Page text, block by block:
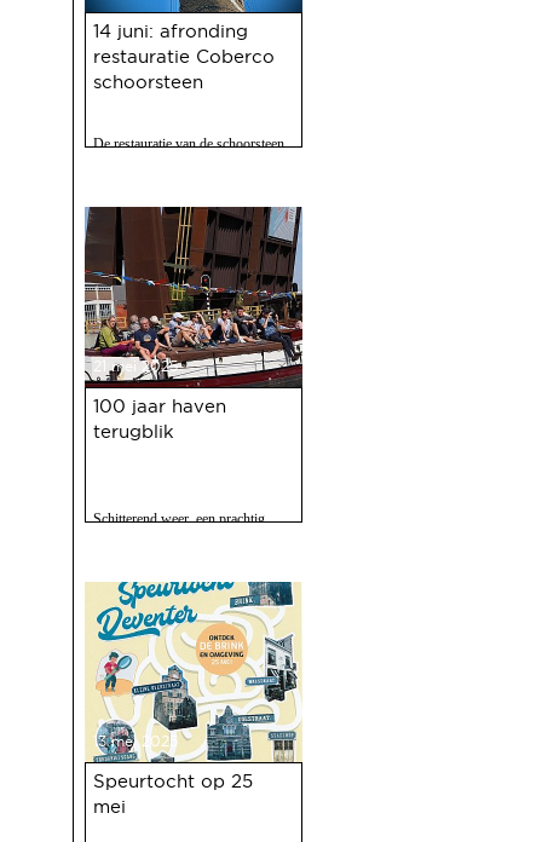
14 juni: afronding
restauratie Coberco
schoorsteen
De restauratie van de schoorsteen
21 mei 2025
100 jaar haven
terugblik
Schitterend weer, een prachtig
op 10 mei jl. van 100 jaar Haven
was een ongekend succes.
13 mei 2025
Speurtocht op 25
mei